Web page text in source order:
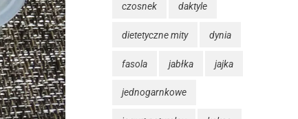
czosnek daktyle
dietetyczne mity dynia
fasola jabłka jajka
jednogarnkowe